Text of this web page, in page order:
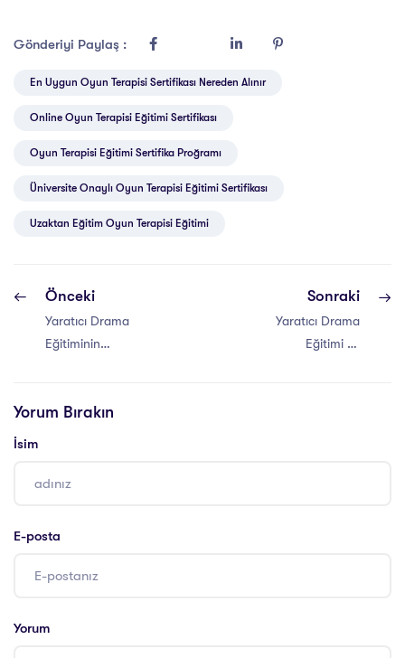
Gönderiyi Paylaş :
En Uygun Oyun Terapisi Sertifikası Nereden Alınır
Online Oyun Terapisi Eğitimi Sertifikası
Oyun Terapisi Eğitimi Sertifika Proğramı
Üniversite Onaylı Oyun Terapisi Eğitimi Sertifikası
Uzaktan Eğitim Oyun Terapisi Eğitimi
Önceki
Yaratıcı Drama
Eğitiminin
Sonraki
Yaratıcı Drama
Eğitimi ve
Yorum Bırakın
İsim
E-posta
Yorum